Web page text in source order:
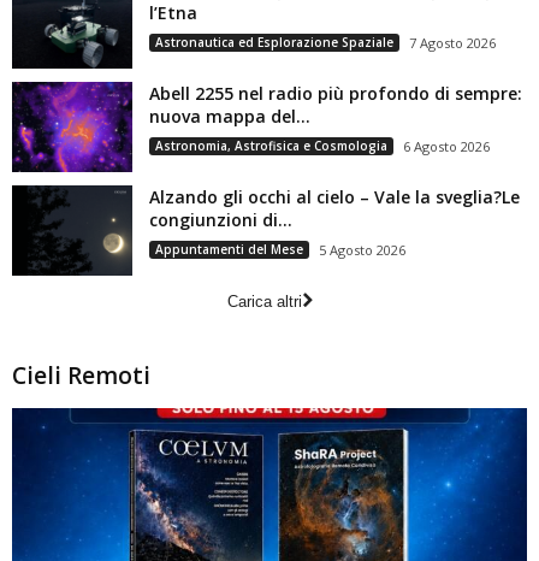
l’Etna
Astronautica ed Esplorazione Spaziale 7 Agosto 2026
Abell 2255 nel radio più profondo di sempre:
nuova mappa del...
Astronomia, Astrofisica e Cosmologia 6 Agosto 2026
Alzando gli occhi al cielo – Vale la sveglia?Le
congiunzioni di...
Appuntamenti del Mese 5 Agosto 2026
Carica altri
Cieli Remoti